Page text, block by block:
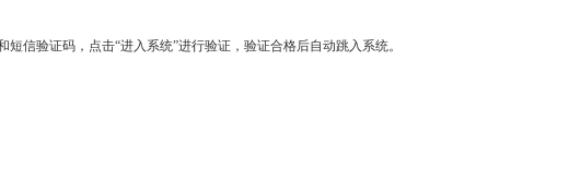
信验证码，点击“进入系统”进行验证，验证合格后自动跳入系统。